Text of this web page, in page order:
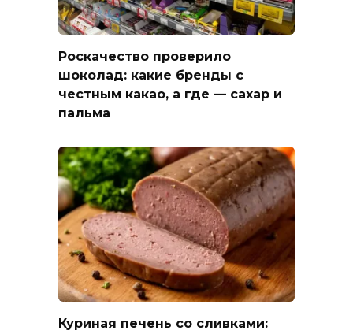
Роскачество проверило
шоколад: какие бренды с
честным какао, а где — сахар и
пальма
Куриная печень со сливками: